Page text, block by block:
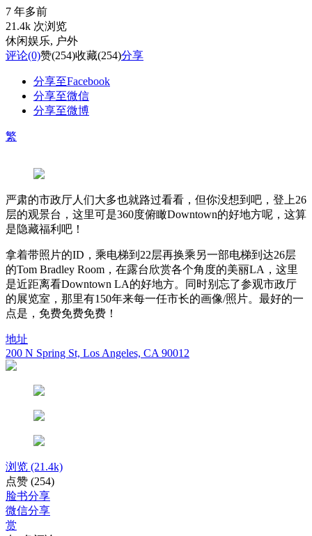
7 年多前
21.4k 次浏览
休闲娱乐, 户外
评论(0)赞(254)收藏(254)分享
分享至Facebook
分享至微信
分享至微博
繁
严肃的市政厅人们大多也就路过看看，但你没想到吧，登上26
层的观景台，这里可是360度俯瞰Downtown的好地方呢，这算
是隐藏福利吧！
拿着带照片的ID，乘电梯到22层再换乘另一部电梯到达26层
的Tom Bradley Room，在露台欣赏各个角度的美丽LA，这里
是近距离看Downtown LA的好地方。同时别忘了参观市政厅
的展览室，那里有150年来每一任市长的画像/照片。最好的一
点是，免费免费免费！
地址
200 N Spring St, Los Angeles, CA 90012
浏览 (21.4k)
点赞 (254)
脸书分享
微信分享
赏